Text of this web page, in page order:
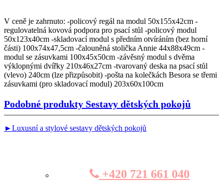
V ceně je zahrnuto: -policový regál na modul 50x155x42cm -
regulovatelná kovová podpora pro psací stůl -policový modul
50x123x40cm -skladovací modul s předním otvíráním (bez horní
části) 100x74x47,5cm -čalouněná stolička Annie 44x88x49cm -
modul se zásuvkami 100x45x50cm -závěsný modul s dvěma
výklopnými dvířky 210x46x27cm -tvarovaný deska na psací stůl
(vlevo) 240cm (lze přizpůsobit) -pošta na kolečkách Besora se třemi
zásuvkami (pro skladovací modul) 203x60x100cm
Podobné produkty Sestavy dětských pokojů
►Luxusní a stylové sestavy dětských pokojů
+420 721 661 040